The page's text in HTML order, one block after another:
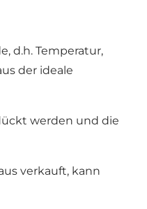
d.h. Temperatur,
der ideale
werden und die
verkauft, kann